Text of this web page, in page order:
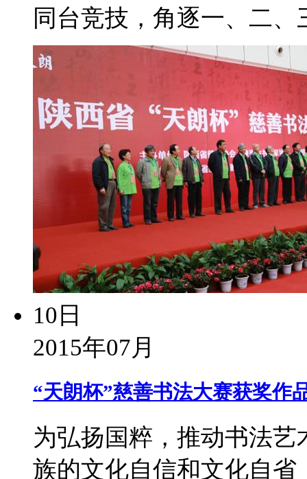
同台竞技，角逐一、二、
10日
2015年07月
“天朗杯”慈善书法大赛获奖作
为弘扬国粹，推动书法
族的文化自信和文化自省